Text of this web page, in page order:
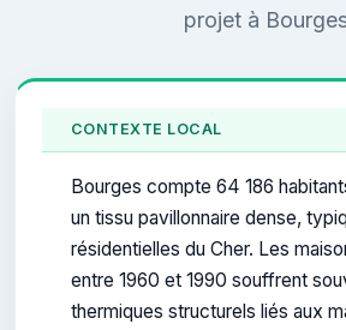
projet à
CONTEXTE LOCAL
Bourges compte 64 186
un tissu pavillonnaire dense,
résidentielles du Cher. Les
entre 1960 et 1990 souffrent
thermiques structurels liés aux